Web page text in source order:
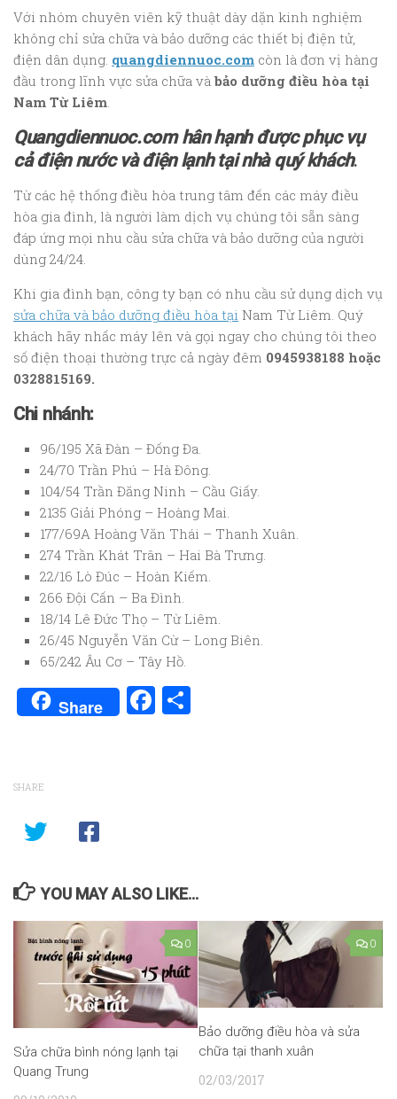
Với nhóm chuyên viên kỹ thuật dày dặn kinh nghiệm
không chỉ sửa chữa và bảo dưỡng các thiết bị điện tử,
điện dân dụng. quangdiennuoc.com còn là đơn vị hàng
đầu trong lĩnh vực sửa chữa và bảo dưỡng điều hòa tại
Nam Từ Liêm.
Quangdiennuoc.com hân hạnh được phục vụ
cả điện nước và điện lạnh tại nhà quý khách.
Từ các hệ thống điều hòa trung tâm đến các máy điều
hòa gia đình, là người làm dịch vụ chúng tôi sẵn sàng
đáp ứng mọi nhu cầu sửa chữa và bảo dưỡng của người
dùng 24/24.
Khi gia đình bạn, công ty bạn có nhu cầu sử dụng dịch vụ
sửa chữa và bảo dưỡng điều hòa tại Nam Từ Liêm. Quý
khách hãy nhấc máy lên và gọi ngay cho chúng tôi theo
số điện thoại thường trực cả ngày đêm 0945938188 hoặc
0328815169.
Chi nhánh:
96/195 Xã Đàn – Đống Đa.
24/70 Trần Phú – Hà Đông.
104/54 Trần Đăng Ninh – Cầu Giấy.
2135 Giải Phóng – Hoàng Mai.
177/69A Hoàng Văn Thái – Thanh Xuân.
274 Trần Khát Trân – Hai Bà Trưng.
22/16 Lò Đúc – Hoàn Kiếm.
266 Đội Cấn – Ba Đình.
18/14 Lê Đức Thọ – Từ Liêm.
26/45 Nguyễn Văn Cừ – Long Biên.
65/242 Âu Cơ – Tây Hồ.
Share Facebook
SHARE
YOU MAY ALSO LIKE...
0
Sửa chữa bình nóng lạnh tại
Quang Trung
0
Bảo dưỡng điều hòa và sửa
chữa tại thanh xuân
02/03/2017